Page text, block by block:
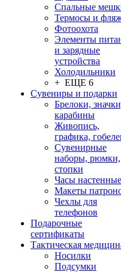
Спальные
Термосы и
Фотоохота
Элементы
и зарядные
устройства
Холодильники
+ ЕЩЕ 6
Сувениры и подарки
Брелоки,
карабины
Живопись,
графика,
Сувенирные
наборы, рюмки,
стопки
Часы настенные
Макеты
Чехлы для
телефонов
Подарочные
сертификаты
Тактическая
Носилки
Подсумки